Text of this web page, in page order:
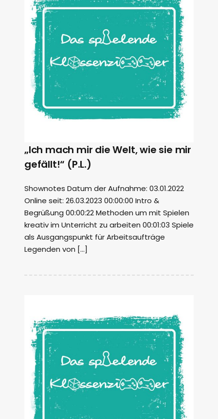
„Ich mach mir die Welt, wie sie mir
gefällt!“ (P.L.)
Shownotes Datum der Aufnahme: 03.01.2022
Online seit: 26.03.2023 00:00:00 Intro &
Begrüßung 00:00:22 Methoden um mit Spielen
kreativ im Unterricht zu arbeiten 00:01:03 Spiele
als Ausgangspunkt für Arbeitsaufträge
Legenden von […]